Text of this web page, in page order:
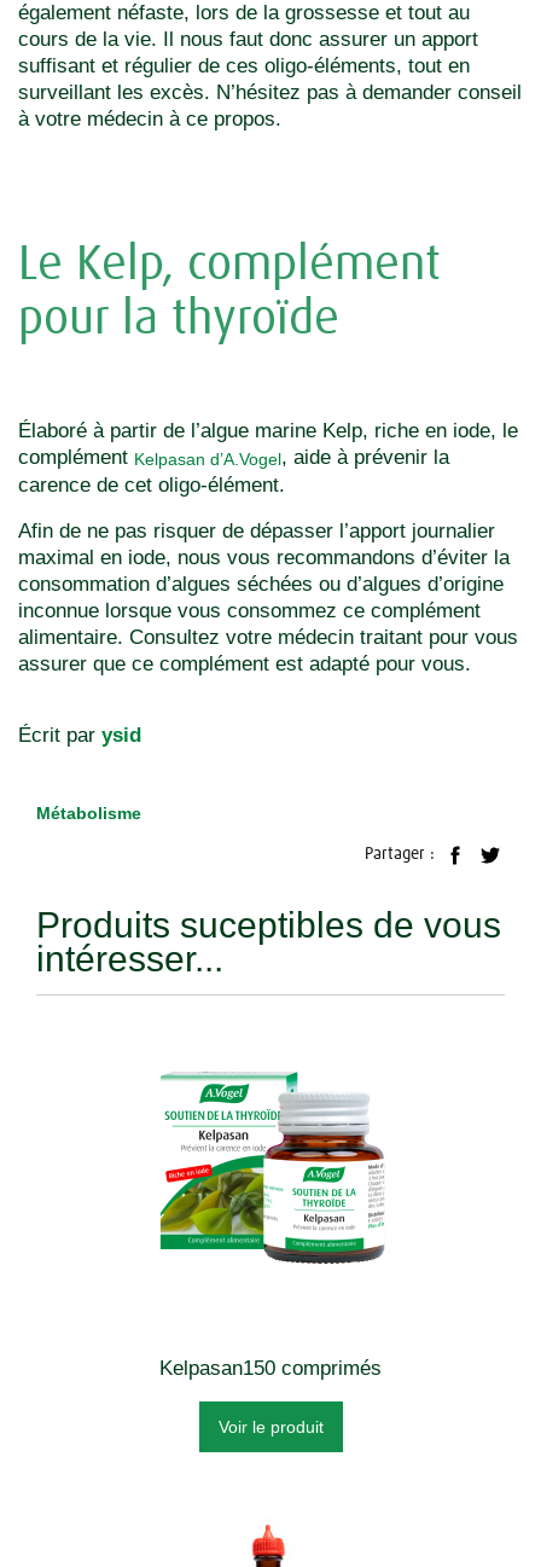
également néfaste, lors de la grossesse et tout au
cours de la vie. Il nous faut donc assurer un apport
suffisant et régulier de ces oligo-éléments, tout en
surveillant les excès. N’hésitez pas à demander conseil
à votre médecin à ce propos.
Le Kelp, complément
pour la thyroïde
Élaboré à partir de l’algue marine Kelp, riche en iode, le
complément Kelpasan d’A.Vogel, aide à prévenir la
carence de cet oligo-élément.
Afin de ne pas risquer de dépasser l’apport journalier
maximal en iode, nous vous recommandons d’éviter la
consommation d’algues séchées ou d’algues d’origine
inconnue lorsque vous consommez ce complément
alimentaire. Consultez votre médecin traitant pour vous
assurer que ce complément est adapté pour vous.
Écrit par ysid
Métabolisme
Partager :
Produits suceptibles de vous
intéresser...
Kelpasan150 comprimés
Voir le produit